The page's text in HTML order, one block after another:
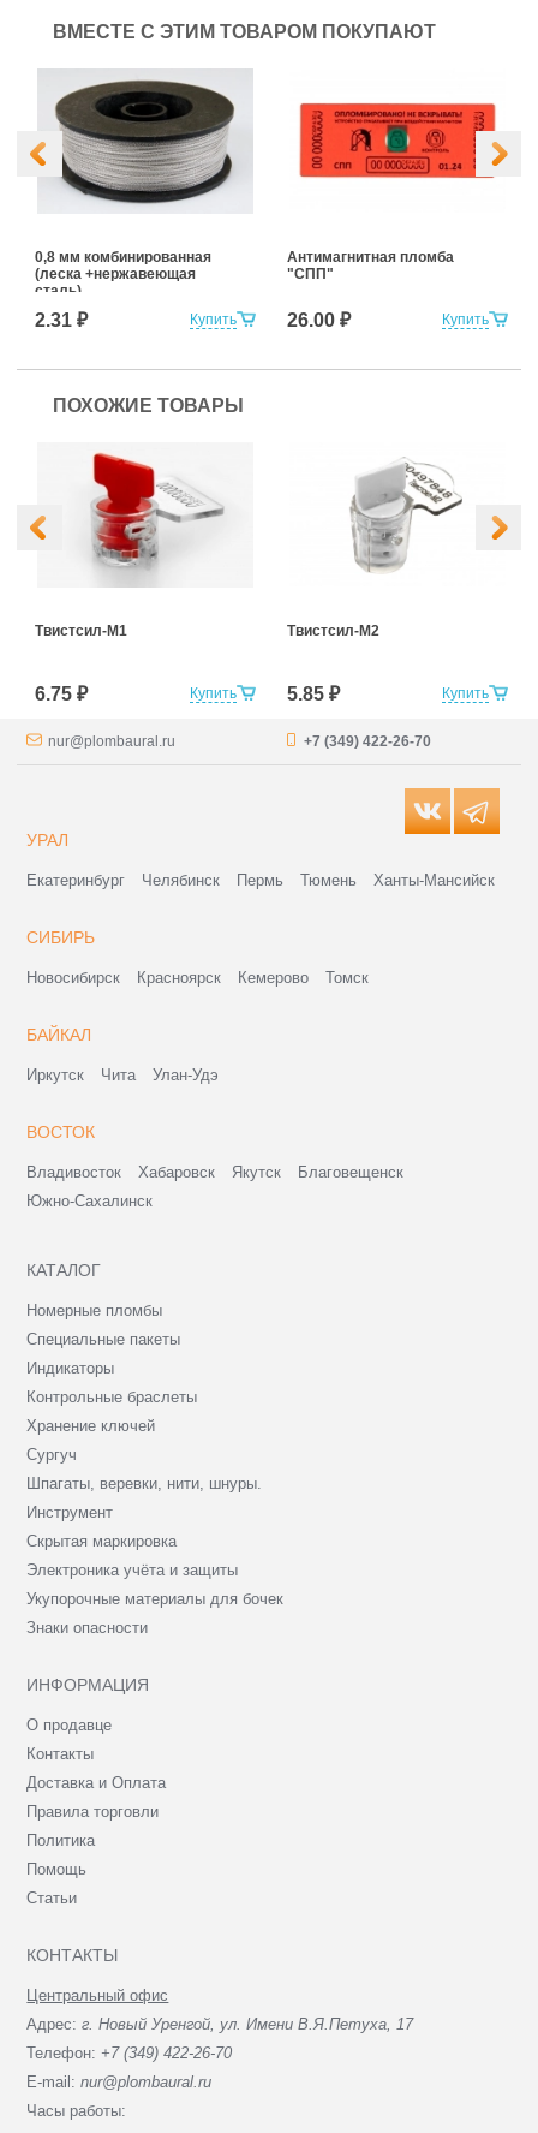
ВМЕСТЕ С ЭТИМ ТОВАРОМ ПОКУПАЮТ
Купить
0,8 мм комбинированная
(леска +нержавеющая
сталь)
2.31 ₽ Купить
Антимагнитная пломба
"СПП"
26.00 ₽
ПОХОЖИЕ ТОВАРЫ
Купить
Твистсил-М1
6.75 ₽ Купить
Твистсил-М2
5.85 ₽
nur@plombaural.ru +7 (349) 422-26-70
УРАЛ
Екатеринбург Челябинск Пермь Тюмень Ханты-Мансийск
СИБИРЬ
Новосибирск Красноярск Кемерово Томск
БАЙКАЛ
Иркутск Чита Улан-Удэ
ВОСТОК
Владивосток Хабаровск Якутск
Благовещенск
Южно-Сахалинск
КАТАЛОГ
Номерные пломбы
Специальные пакеты
Индикаторы
Контрольные браслеты
Хранение ключей
Сургуч
Шпагаты, веревки, нити, шнуры.
Инструмент
Скрытая маркировка
Электроника учёта и защиты
Укупорочные материалы для бочек
Знаки опасности
ИНФОРМАЦИЯ
О продавце
Контакты
Доставка и Оплата
Правила торговли
Политика
Помощь
Статьи
КОНТАКТЫ
Центральный офис
Адрес:г. Новый Уренгой, ул. Имени В.Я.Петуха, 17
Телефон: +7 (349) 422-26-70
E-mail:nur@plombaural.ru
Часы работы: